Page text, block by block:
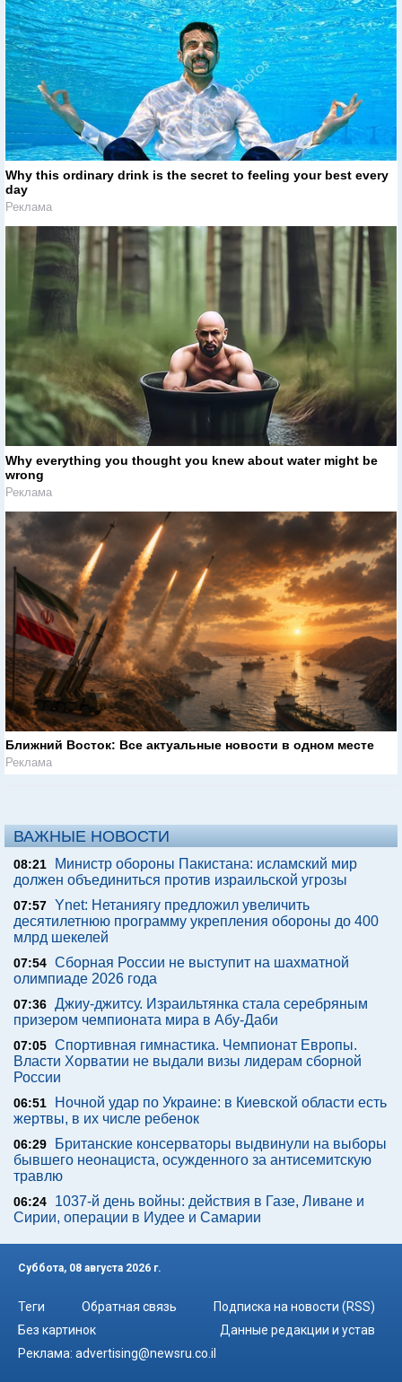
Why this ordinary drink is the secret to feeling your best every
day
Реклама
Why everything you thought you knew about water might be
wrong
Реклама
Ближний Восток: Все актуальные новости в одном месте
Реклама
ВАЖНЫЕ НОВОСТИ
08:21
Министр обороны Пакистана: исламский мир
должен объединиться против израильской угрозы
07:57 Ynet: Нетаниягу предложил увеличить
десятилетнюю программу укрепления обороны до 400
млрд шекелей
07:54 Сборная России не выступит на шахматной
олимпиаде 2026 года
07:36 Джиу-джитсу. Израильтянка стала серебряным
призером чемпионата мира в Абу-Даби
07:05 Спортивная гимнастика. Чемпионат Европы.
Власти Хорватии не выдали визы лидерам сборной
России
06:51
Ночной удар по Украине: в Киевской области есть
жертвы, в их числе ребенок
06:29
Британские консерваторы выдвинули на выборы
бывшего неонациста, осужденного за антисемитскую
травлю
06:24
1037-й день войны: действия в Газе, Ливане и
Сирии, операции в Иудее и Самарии
Суббота, 08 августа 2026 г.
Теги Обратная связь
Подписка на новости (RSS)
Без картинок
Данные редакции и устав
Реклама: advertising@newsru.co.il